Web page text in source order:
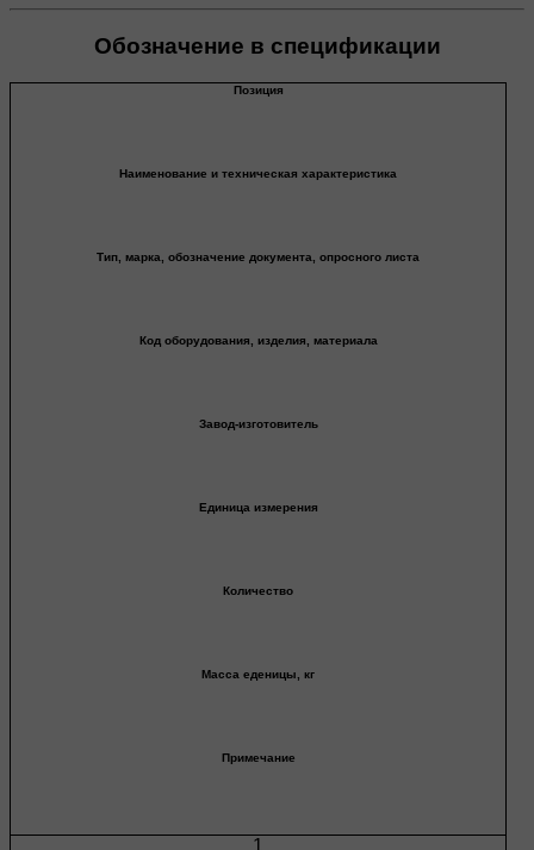
Обозначение в спецификации
Позиция
Наименование и техническая характеристика
Тип, марка, обозначение документа, опросного листа
Код оборудования, изделия, материала
Завод-изготовитель
Единица измерения
Количество
Масса еденицы, кг
Примечание
1